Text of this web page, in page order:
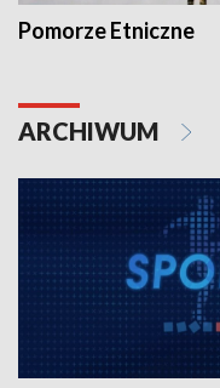
Pomorze Etniczne
ARCHIWUM